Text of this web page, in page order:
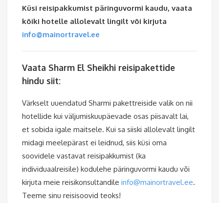
Küsi reisipakkumist päringuvormi kaudu, vaata
kõiki hotelle allolevalt lingilt või kirjuta
info@mainortravel.ee
Vaata Sharm El Sheikhi reisipakettide
hindu siit:
Värkselt uuendatud Sharmi pakettreiside valik on nii
hotellide kui väljumiskuupäevade osas piisavalt lai,
et sobida igale maitsele. Kui sa siiski allolevalt lingilt
midagi meelepärast ei leidnud, siis küsi oma
soovidele vastavat reisipakkumist (ka
individuaalreisile) kodulehe päringuvormi kaudu või
kirjuta meie reisikonsultandile info@mainortravel.ee.
Teeme sinu reisisoovid teoks!